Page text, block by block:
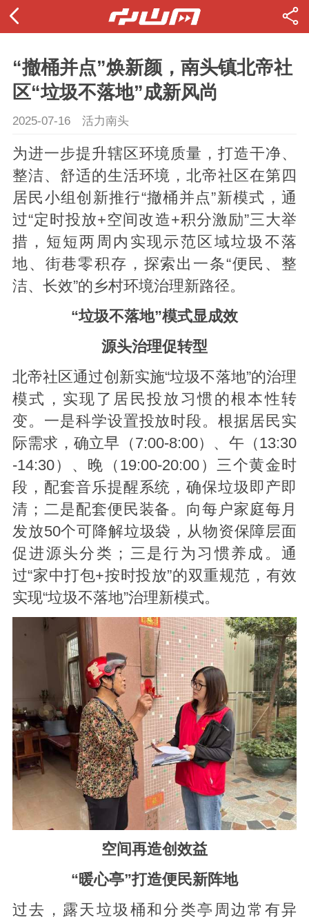
“撤桶并点”焕新颜，南头镇北帝社
区“垃圾不落地”成新风尚
2025-07-16 活力南头
为进一步提升辖区环境质量，打造干净、
整洁、舒适的生活环境，北帝社区在第四
居民小组创新推行“撤桶并点”新模式，通
过“定时投放+空间改造+积分激励”三大举
措，短短两周内实现示范区域垃圾不落
地、街巷零积存，探索出一条“便民、整
洁、长效”的乡村环境治理新路径。
“垃圾不落地”模式显成效
源头治理促转型
北帝社区通过创新实施“垃圾不落地”的治理
模式，实现了居民投放习惯的根本性转
变。一是科学设置投放时段。根据居民实
际需求，确立早（7:00-8:00）、午（13:30
-14:30）、晚（19:00-20:00）三个黄金时
段，配套音乐提醒系统，确保垃圾即产即
清；二是配套便民装备。向每户家庭每月
发放50个可降解垃圾袋，从物资保障层面
促进源头分类；三是行为习惯养成。通
过“家中打包+按时投放”的双重规范，有效
实现“垃圾不落地”治理新模式。
空间再造创效益
“暖心亭”打造便民新阵地
过去，露天垃圾桶和分类亭周边常有异